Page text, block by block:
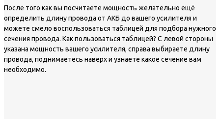
После того как вы посчитаете мощность желательно ещё
определить длину провода от АКБ до вашего усилителя и
можете смело воспользоваться таблицей для подбора нужного
сечения провода. Как пользоваться таблицей? С левой стороны
указана мощность вашего усилителя, справа выбираете длину
провода, поднимаетесь наверх и узнаете какое сечение вам
необходимо.